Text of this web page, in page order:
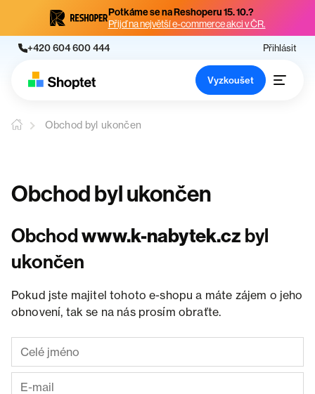
Potkáme se na Reshoperu 15. 10.?
Přijď na největší e-commerce akci v ČR.
+420 604 600 444 Přihlásit
Vyzkoušet
Obchod byl ukončen
Obchod byl ukončen
Obchodwww.k-nabytek.cz byl
ukončen
Pokud jste majitel tohoto e-shopu a máte zájem o jeho
obnovení, tak se na nás prosím obraťte.